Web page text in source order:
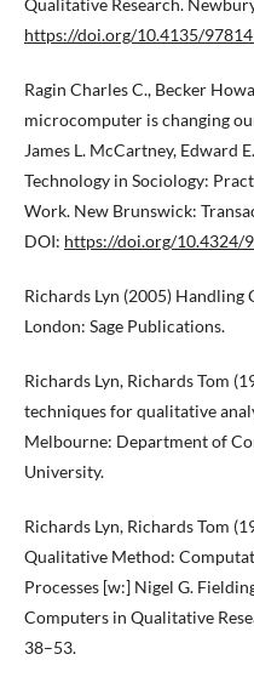
Qualitative Research.
https://doi.org/10.4135/
Ragin Charles C., Becker
microcomputer is changing
James L. McCartney, Edward
Technology in Sociology:
Work. New Brunswick:
DOI: https://doi.org/10.4324/
Richards Lyn (2005)
London: Sage Publications.
Richards Lyn, Richards Tom
techniques for qualitative
Melbourne: Department of
University.
Richards Lyn, Richards Tom
Qualitative Method:
Processes [w:] Nigel G.
Computers in Qualitative
38–53.